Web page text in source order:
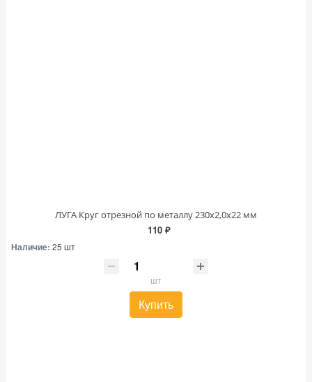
ЛУГА Круг отрезной по металлу 230х2,0х22 мм
110 ₽
Наличие: 25 шт
шт
Купить